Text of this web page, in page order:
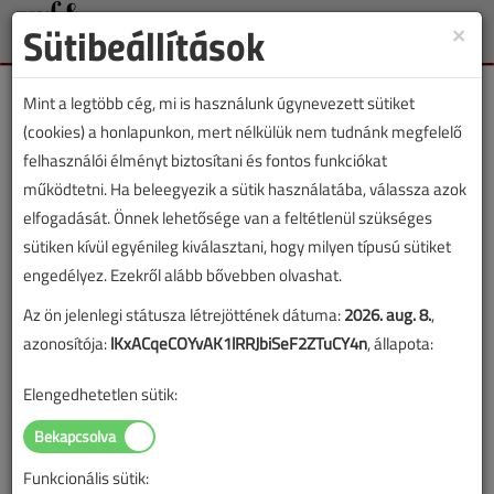
Toggle
Fischer Zoltán
múzeumvezető
SZERZŐK LISTÁJA
2189 ||
×
Sütibeállítások
Mint a legtöbb cég, mi is használunk úgynevezett sütiket
(cookies) a honlapunkon, mert nélkülük nem tudnánk megfelelő
felhasználói élményt biztosítani és fontos funkciókat
működtetni. Ha beleegyezik a sütik használatába, válassza azok
elfogadását. Önnek lehetősége van a feltétlenül szükséges
sütiken kívül egyénileg kiválasztani, hogy milyen típusú sütiket
engedélyez. Ezekről alább bővebben olvashat.
Az ön jelenlegi státusza létrejöttének dátuma:2026. aug. 8.,
azonosítója:lKxACqeCOYvAK1lRRJbiSeF2ZTuCY4n, állapota:
Elengedhetetlen sütik:
Funkcionális sütik: